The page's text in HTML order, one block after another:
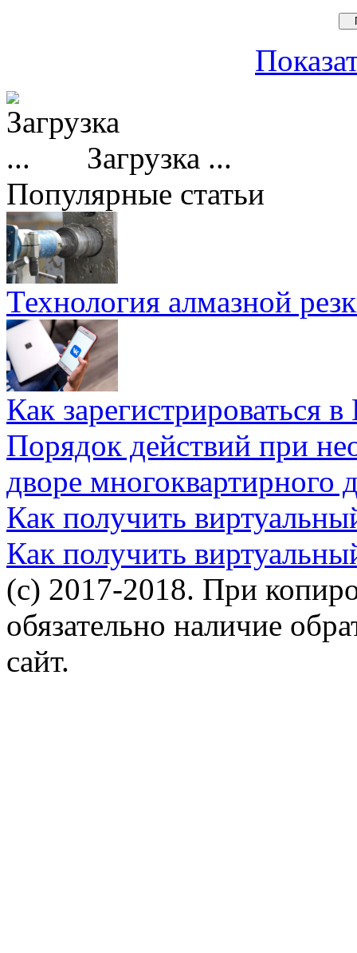
Загрузка ...
Популярные статьи
Технология алмазной
Как зарегистрироваться
Порядок действий при
дворе многоквартирного
Как получить
Как получить
(c) 2017-2018. При
обязательно наличие
сайт.